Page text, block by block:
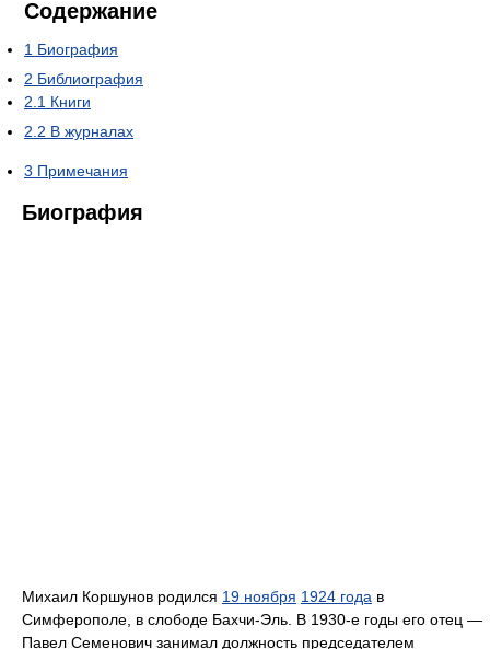
Содержание
1 Биография
2 Библиография
2.1 Книги
2.2 В журналах
3 Примечания
Биография
Михаил Коршунов родился 19 ноября 1924 года в
Симферополе, в слободе Бахчи-Эль. В 1930-е годы его отец —
Павел Семенович занимал должность председателем